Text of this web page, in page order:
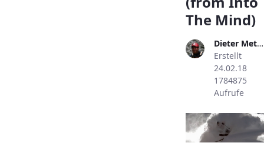
The Mind)
Dieter Metzler
Erstellt
24.02.18
1784875
Aufrufe